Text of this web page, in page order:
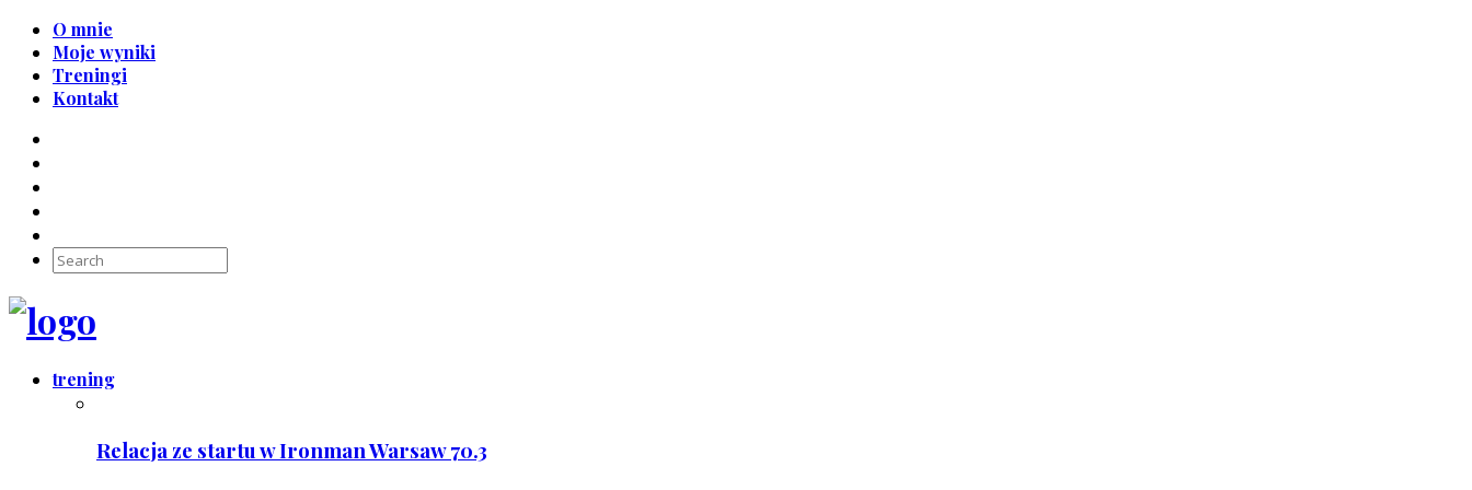
O mnie
Moje wyniki
Treningi
Kontakt
trening
Relacja ze startu w Ironman Warsaw 70.3